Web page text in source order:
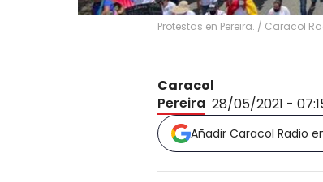
Protestas en Pereira. / Caracol
Caracol
Pereira 28/05/2021 -
Añadir Caracol Radio